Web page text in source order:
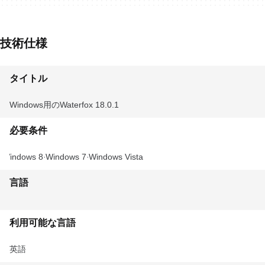
技術仕様
タイトル
Windows用のWaterfox 18.0.1
必要条件
Windows 8 Windows 7 Windows Vista
言語
利用可能な言語
英語